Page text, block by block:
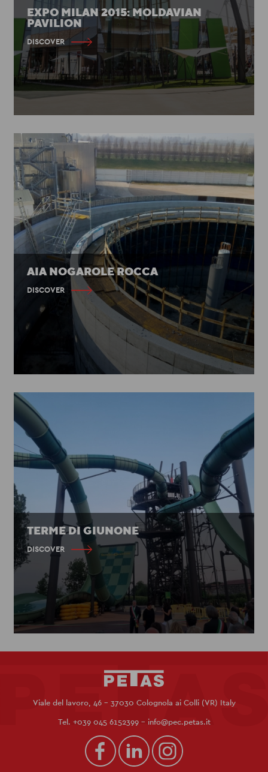
EXPO MILAN 2015: MOLDAVIAN
PAVILION
DISCOVER
AIA NOGAROLE ROCCA
DISCOVER
TERME DI GIUNONE
DISCOVER
Viale del lavoro, 46 - 37030 Colognola ai Colli (VR) Italy
Tel. +039 045 6152399- info@pec.petas.it